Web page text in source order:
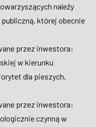
należy
której obecnie
przez inwestora:
w kierunku
dla pieszych,
przez inwestora:
czynną w